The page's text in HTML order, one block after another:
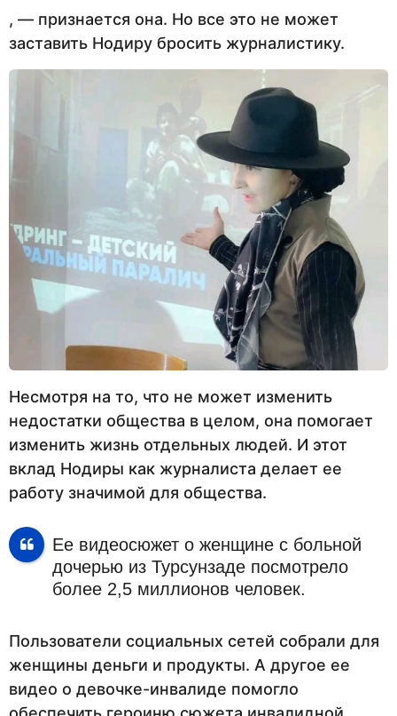
, — признается она. Но все это не может
заставить Нодиру бросить журналистику.
Несмотря на то, что не может изменить
недостатки общества в целом, она помогает
изменить жизнь отдельных людей. И этот
вклад Нодиры как журналиста делает ее
работу значимой для общества.
Ее видеосюжет о женщине с больной
дочерью из Турсунзаде посмотрело
более 2,5 миллионов человек.
Пользователи социальных сетей собрали для
женщины деньги и продукты. А другое ее
видео о девочке-инвалиде помогло